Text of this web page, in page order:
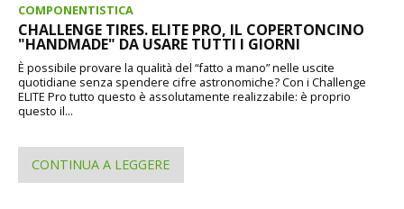
COMPONENTISTICA
CHALLENGE TIRES. ELITE PRO, IL COPERTONCINO
"HANDMADE" DA USARE TUTTI I GIORNI
È possibile provare la qualità del “fatto a mano” nelle uscite
quotidiane senza spendere cifre astronomiche? Con i Challenge
ELITE Pro tutto questo è assolutamente realizzabile: è proprio
questo il...
CONTINUA A LEGGERE